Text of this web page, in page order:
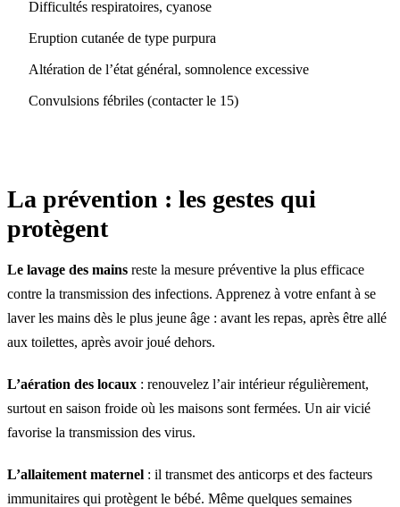
Difficultés respiratoires, cyanose
Eruption cutanée de type purpura
Altération de l’état général, somnolence excessive
Convulsions fébriles (contacter le 15)
La prévention : les gestes qui
protègent
Le lavage des mains reste la mesure préventive la plus efficace
contre la transmission des infections. Apprenez à votre enfant à se
laver les mains dès le plus jeune âge : avant les repas, après être allé
aux toilettes, après avoir joué dehors.
L’aération des locaux : renouvelez l’air intérieur régulièrement,
surtout en saison froide où les maisons sont fermées. Un air vicié
favorise la transmission des virus.
L’allaitement maternel : il transmet des anticorps et des facteurs
immunitaires qui protègent le bébé. Même quelques semaines